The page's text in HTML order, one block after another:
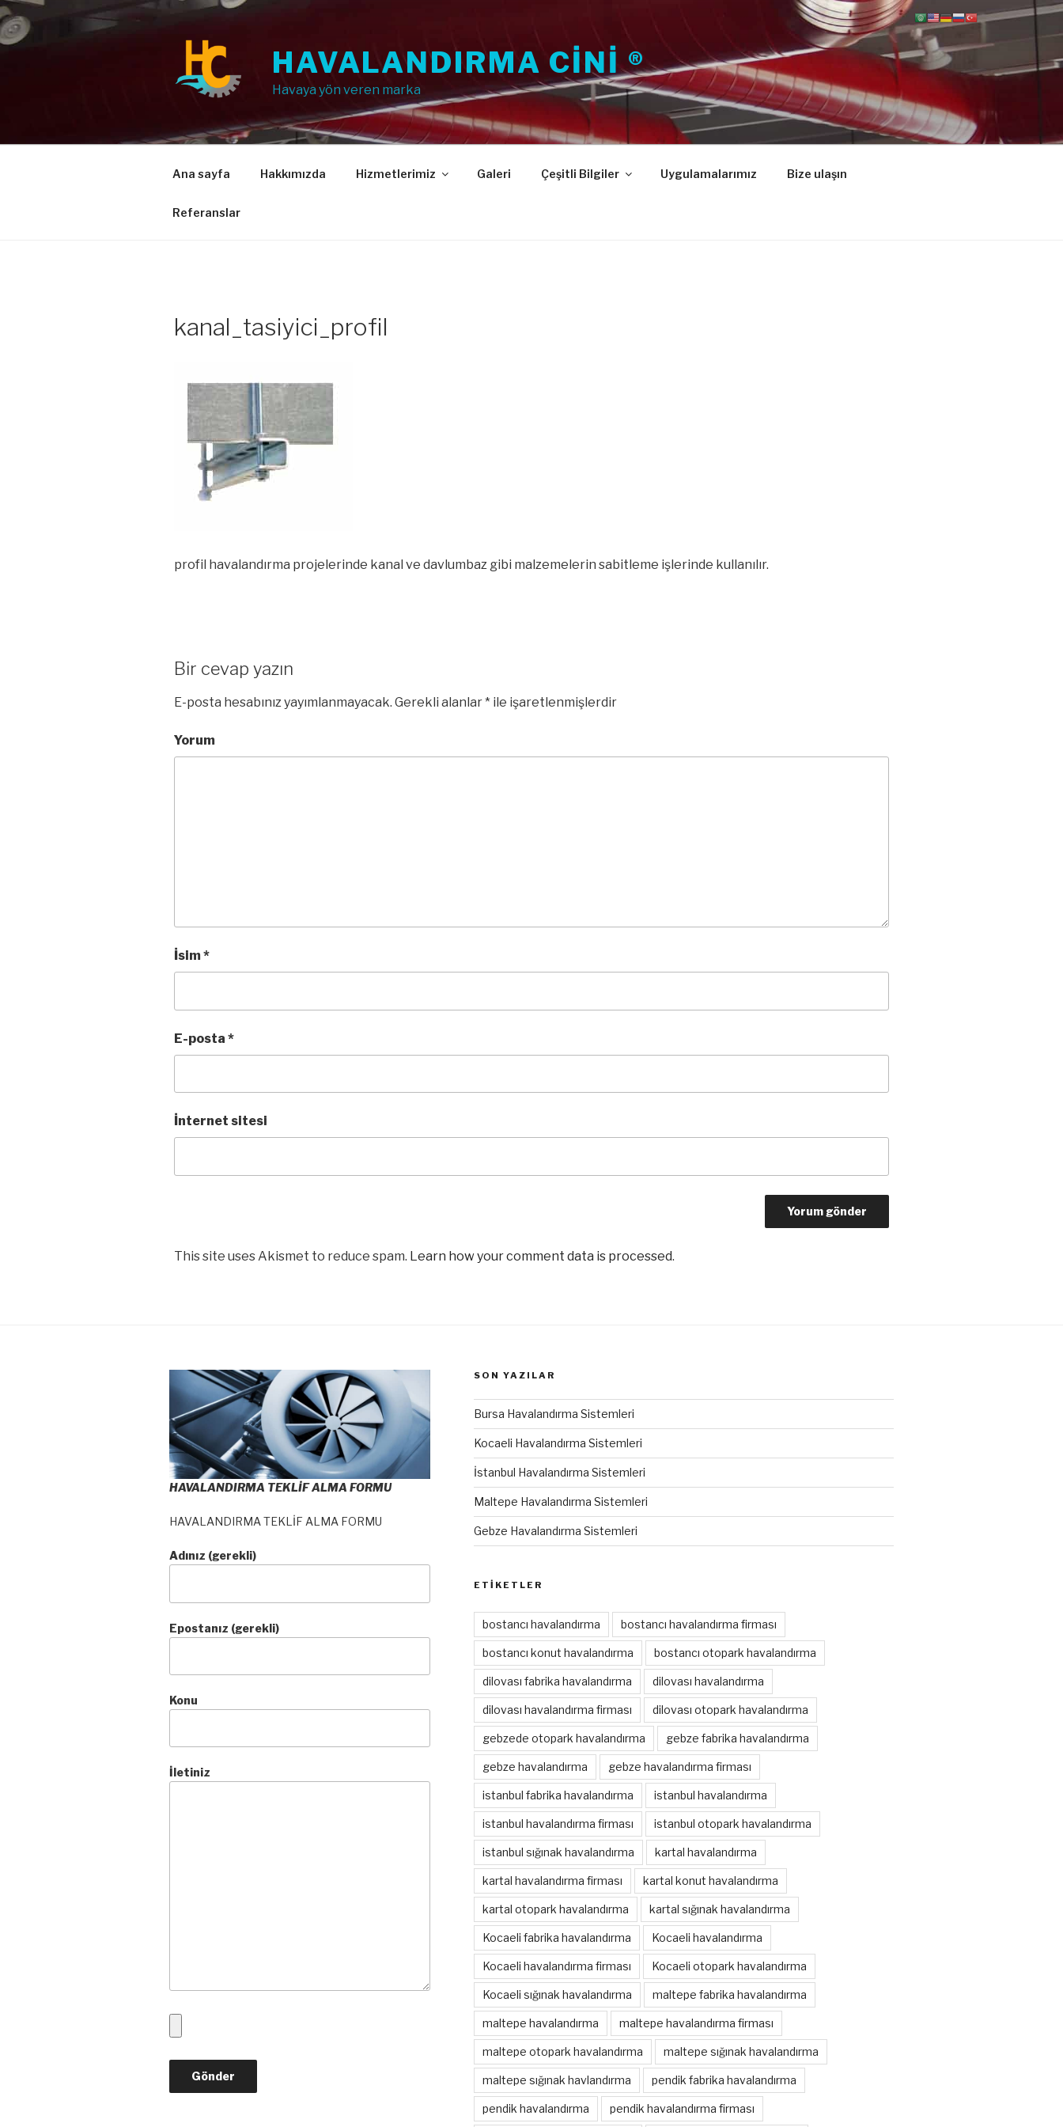
İçeriğe
geç
HAVALANDIRMA CINI ®
Havaya yön veren marka
Ana sayfa Hakkımızda Hizmetlerimiz Galeri Çeşitli Bilgiler Uygulamalarımız Bize ulaşın
Referanslar
kanal_tasiyici_profil
profil havalandırma projelerinde kanal ve davlumbaz gibi malzemelerin sabitleme işlerinde kullanılır.
Bir cevap yazın
E-posta hesabınız yayımlanmayacak. Gerekli alanlar* ile işaretlenmişlerdir
Yorum
İsim*
E-posta *
İnternet sitesi
This site uses Akismet to reduce spam. Learn how your comment data is processed.
HAVALANDIRMA TEKLİF ALMA FORMU
HAVALANDIRMA TEKLİF ALMA FORMU
Adınız (gerekli)
Epostanız (gerekli)
Konu
İletiniz
SON YAZILAR
Bursa Havalandırma Sistemleri
Kocaeli Havalandırma Sistemleri
İstanbul Havalandırma Sistemleri
Maltepe Havalandırma Sistemleri
Gebze Havalandırma Sistemleri
ETIKETLER
bostancı havalandırma bostancı havalandırma firması
bostancı konut havalandırma bostancı otopark havalandırma
dilovası fabrika havalandırma dilovası havalandırma
dilovası havalandırma firması dilovası otopark havalandırma
gebzede otopark havalandırma gebze fabrika havalandırma
gebze havalandırma gebze havalandırma firması
istanbul fabrika havalandırma istanbul havalandırma
istanbul havalandırma firması istanbul otopark havalandırma
istanbul sığınak havalandırma kartal havalandırma
kartal havalandırma firması kartal konut havalandırma
kartal otopark havalandırma kartal sığınak havalandırma
Kocaeli fabrika havalandırma Kocaeli havalandırma
Kocaeli havalandırma firması Kocaeli otopark havalandırma
Kocaeli sığınak havalandırma maltepe fabrika havalandırma
maltepe havalandırma maltepe havalandırma firması
maltepe otopark havalandırma maltepe sığınak havalandırma
maltepe sığınak havlandırma pendik fabrika havalandırma
pendik havalandırma pendik havalandırma firması